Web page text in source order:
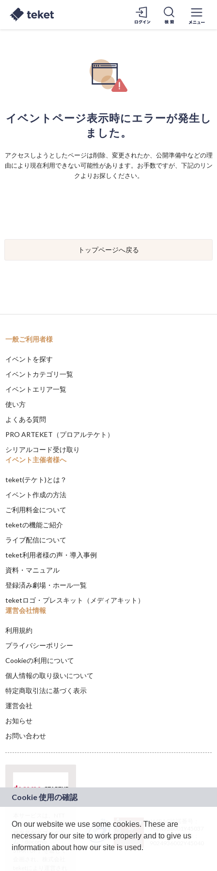
イベントページ表示時にエラーが発生し
ました。
アクセスしようとしたページは削除、変更されたか、公開準備中などの理
由により現在利用できない可能性があります。お手数ですが、下記のリン
クよりお探しください。
トップページへ戻る
一般ご利用者様
イベントを探す
イベントカテゴリ一覧
イベントエリア一覧
使い方
よくある質問
PRO ARTEKET（プロアルテケト）
シリアルコード受け取り
イベント主催者様へ
teket(テケト)とは？
イベント作成の方法
ご利用料金について
teketの機能ご紹介
ライブ配信について
teket利用者様の声・導入事例
資料・マニュアル
登録済み劇場・ホール一覧
teketロゴ・プレスキット（メディアキット）
運営会社情報
利用規約
プライバシーポリシー
Cookieの利用について
個人情報の取り扱いについて
特定商取引法に基づく表示
運営会社
お知らせ
お問い合わせ
ドコモグループの新
規事業創出プログラ
ム「docomo
STARTUP」を通じて
JASRAC許諾番号：
9024936001Y45037
JASRAC許諾番号：
On our website we use some cookies. These are
necessary for our site to work properly and to give us
information about how our site is used.